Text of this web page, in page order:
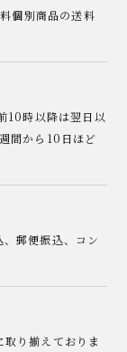
個別商品の送料
10時以降は翌日以
間から10日ほど
郵便振込、コン
り揃えておりま